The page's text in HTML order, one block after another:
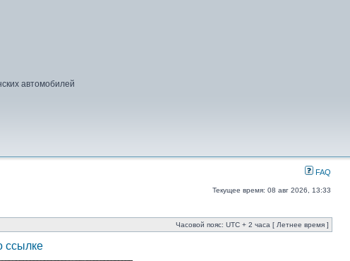
автомобилей
FAQ
Текущее время: 08 авг 2026, 13:33
Часовой пояс: UTC + 2 часа [ Летнее время ]
ссылке